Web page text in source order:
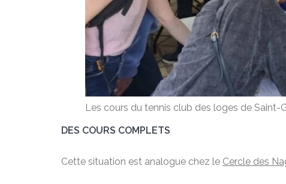
Les cours du tennis club des loges de
DES COURS COMPLETS
Cette situation est analogue chez le Cercle des